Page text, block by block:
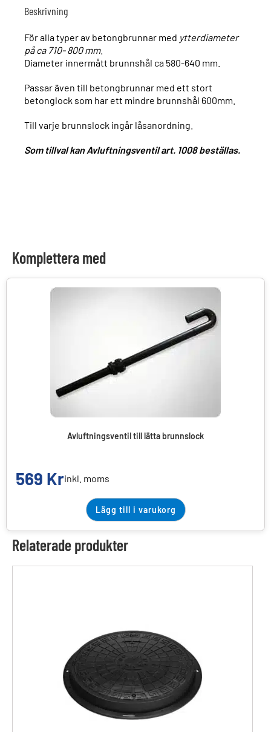
Beskrivning
För alla typer av betongbrunnar med ytterdiameter
på ca 710- 800 mm.
Diameter innermått brunnshål ca 580-640 mm.
Passar även till betongbrunnar med ett stort
betonglock som har ett mindre brunnshål 600mm.
Till varje brunnslock ingår låsanordning.
Som tillval kan Avluftningsventil art. 1008 beställas.
Komplettera med
Avluftningsventil till lätta brunnslock
569 Krinkl. moms
Lägg till i varukorg
Relaterade produkter